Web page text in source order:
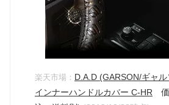
楽天市場： D.A.D (GARSON/ギャ
インナーハンドルカバー C-HR 価